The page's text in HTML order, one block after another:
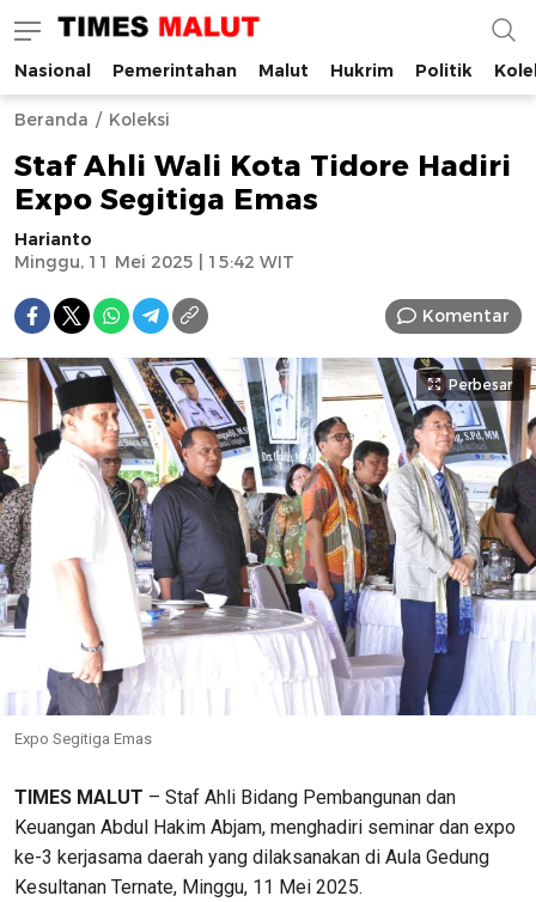
Times Malut
Berita Maluku Utara Terbaru
Nasional Pemerintahan Malut Hukrim Politik
Beranda Koleksi
Staf Ahli Wali Kota Tidore Hadiri
Expo Segitiga Emas
Harianto
Minggu, 11 Mei 2025 | 15:42 WIT
Komentar
Perbesar
Expo Segitiga Emas
TIMES MALUT – Staf Ahli Bidang Pembangunan dan
Keuangan Abdul Hakim Abjam, menghadiri seminar dan expo
ke-3 kerjasama daerah yang dilaksanakan di Aula Gedung
Kesultanan Ternate, Minggu, 11 Mei 2025.